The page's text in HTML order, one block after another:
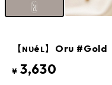
【ɴᴜéʟ】Oru #Gold
¥ 3,630